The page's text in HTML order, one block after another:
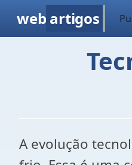
web artigos
A evolução